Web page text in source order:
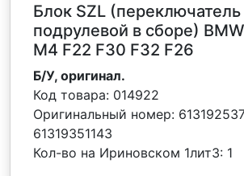
Блок SZL (переключатель
подрулевой в сборе)
M4 F22 F30 F32 F26
Б/У, оригинал.
Код товара: 014922
Оригинальный номер:
61319351143
Кол-во на Ириновском 1лит3: 1